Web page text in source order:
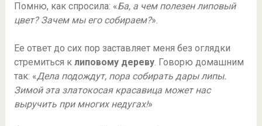
Помню, как спросила: «Ба, а чем полезен липовый
цвет? Зачем мы его собираем?».
Ее ответ до сих пор заставляет меня без оглядки
стремиться к липовому дереву. Говорю домашним
так: «Дела подождут, пора собирать дары липы.
Зимой эта златокосая красавица может нас
выручить при многих недугах!»